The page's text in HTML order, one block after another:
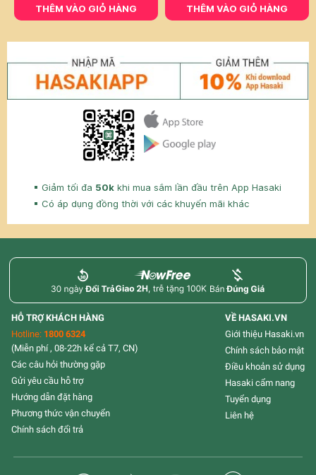
THÊM VÀO GIỎ HÀNG
THÊM VÀO GIỎ HÀNG
Giảm tối đa 50k khi mua sắm lần đầu trên App Hasaki
Có áp dụng đồng thời với các khuyến mãi khác
HỖ TRỢ KHÁCH HÀNG
Hotline: 1800 6324
(Miễn phí , 08-22h kể cả T7, CN)
Các câu hỏi thường gặp
Gửi yêu cầu hỗ trợ
Hướng dẫn đặt hàng
Phương thức vận chuyển
Chính sách đổi trả
VỀ HASAKI.VN
Giới thiệu Hasaki.vn
Chính sách bảo mật
Điều khoản sử dụng
Hasaki cẩm nang
Tuyển dụng
Liên hệ